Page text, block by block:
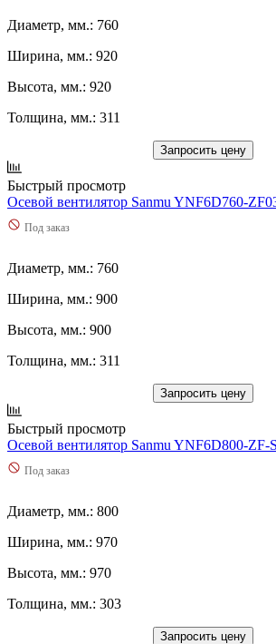
Диаметр, мм.: 760
Ширина, мм.: 920
Высота, мм.: 920
Толщина, мм.: 311
Запросить цену
Быстрый просмотр
Осевой вентилятор Sanmu YNF6D760-
Под заказ
Диаметр, мм.: 760
Ширина, мм.: 900
Высота, мм.: 900
Толщина, мм.: 311
Запросить цену
Быстрый просмотр
Осевой вентилятор Sanmu YNF6D800-ZF-
Под заказ
Диаметр, мм.: 800
Ширина, мм.: 970
Высота, мм.: 970
Толщина, мм.: 303
Запросить цену